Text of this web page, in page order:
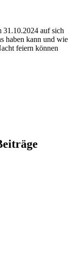
31.10.2024 auf sich
haben kann und wie
feiern können